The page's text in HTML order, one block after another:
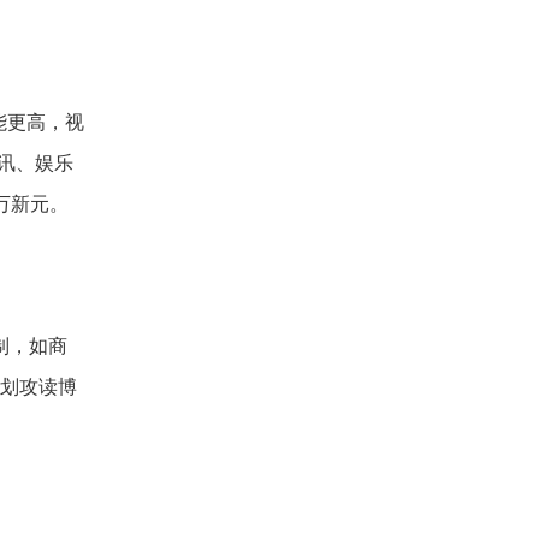
更高，视
、娱乐
元。
，如商
攻读博